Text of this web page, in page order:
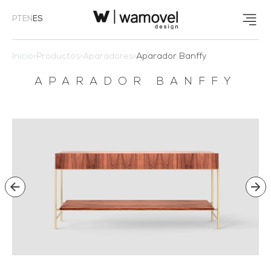
PT EN ES
Inicio>Productos>Aparadores>Aparador Banffy
APARADOR BANFFY